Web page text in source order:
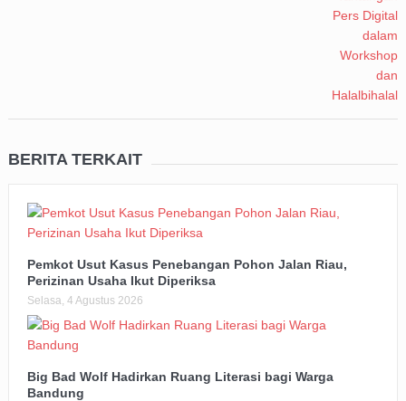
BERITA TERKAIT
Pemkot Usut Kasus Penebangan Pohon Jalan Riau,
Perizinan Usaha Ikut Diperiksa
Selasa, 4 Agustus 2026
Big Bad Wolf Hadirkan Ruang Literasi bagi Warga
Bandung